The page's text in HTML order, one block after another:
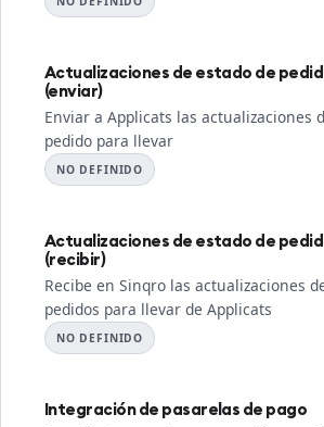
Actualizaciones de estado de
(enviar)
Enviar a Applicats las actualizaciones
pedido para llevar
NO DEFINIDO
Actualizaciones de estado de
(recibir)
Recibe en Sinqro las actualizaciones
pedidos para llevar de Applicats
NO DEFINIDO
Integración de pasarelas de pago